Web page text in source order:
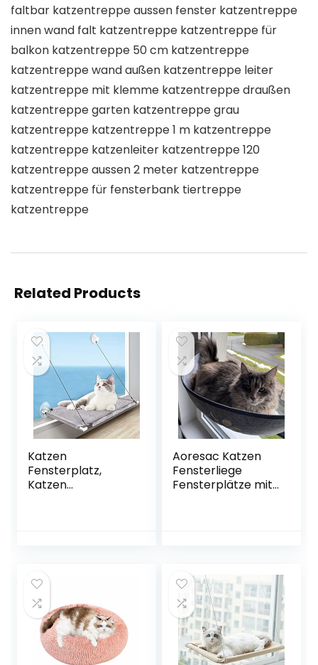
faltbar katzentreppe aussen fenster katzentreppe
innen wand falt katzentreppe katzentreppe für
balkon katzentreppe 50 cm katzentreppe
katzentreppe wand außen katzentreppe leiter
katzentreppe mit klemme katzentreppe draußen
katzentreppe garten katzentreppe grau
katzentreppe katzentreppe 1 m katzentreppe
katzentreppe katzenleiter katzentreppe 120
katzentreppe aussen 2 meter katzentreppe
katzentreppe für fensterbank tiertreppe
katzentreppe
Related Products
Katzen
Fensterplatz,
Katzen
Einem Gewicht
von Hält bis zu
50lbs(23kg),
Platzsparend und
Einfach zu
Montieren
Aoresac Katzen
Fensterliege
Fensterplätze mit